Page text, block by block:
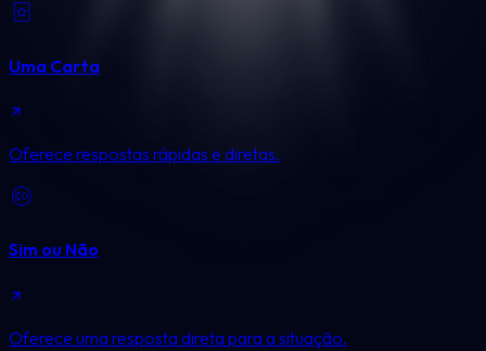
Uma Carta
Oferece respostas rápidas e diretas.
Sim ou Não
Oferece uma resposta direta para a situação.